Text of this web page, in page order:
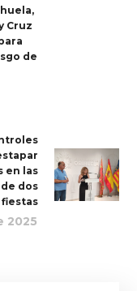
Cruz
de
en las
dos
2025